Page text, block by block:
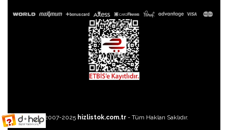
©2007-2025 hizlistok.com.tr - Tüm Hakları Saklıdır.